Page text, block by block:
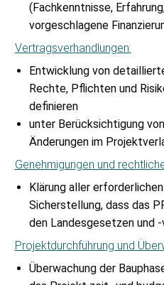
(Fachkenntnisse,
vorgeschlagene
Vertragsverhandlungen:
Entwicklung von
Rechte, Pflichten und
definieren
unter Berücksichtigung
Änderungen im
Genehmigungen und
Klärung aller
Sicherstellung, dass das
den Landesgesetzen und
Projektdurchführung und
Überwachung der